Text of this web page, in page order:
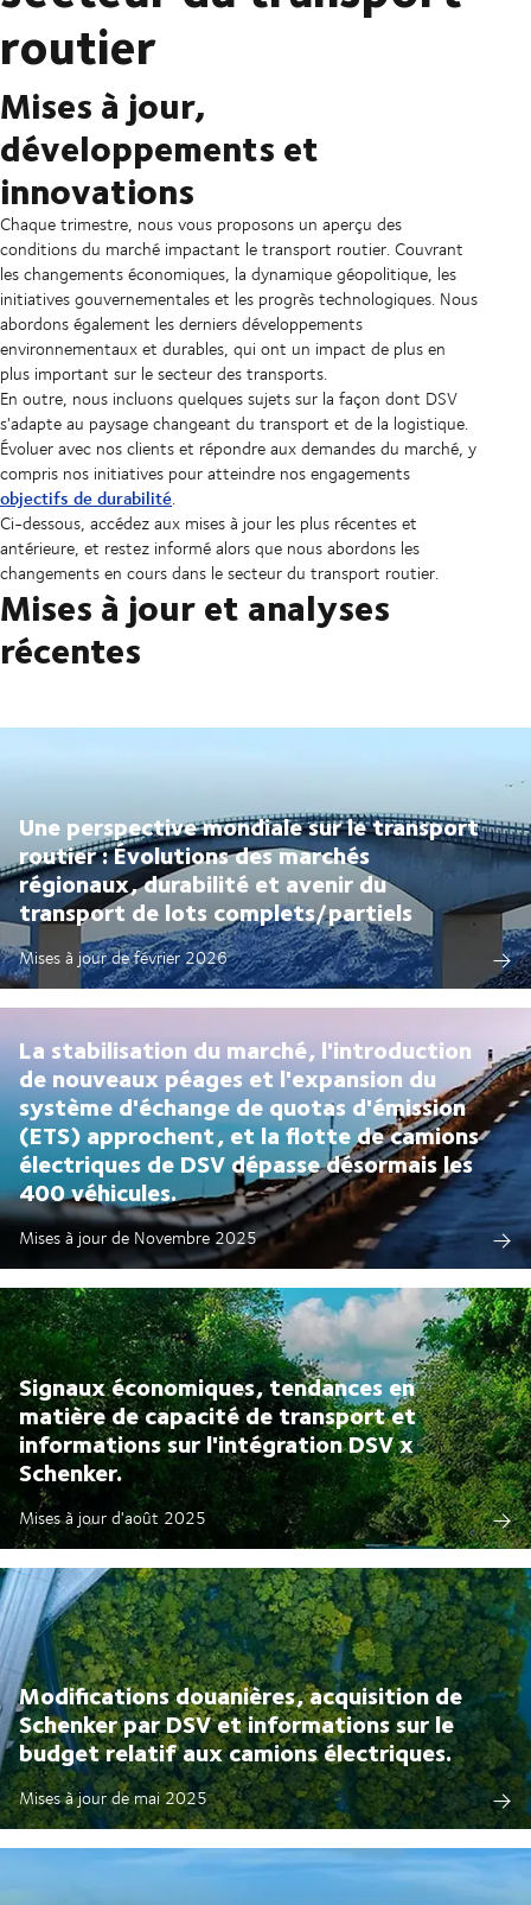
routier
Mises à jour,
développements et
innovations
Chaque trimestre, nous vous proposons un aperçu des
conditions du marché impactant le transport routier. Couvrant
les changements économiques, la dynamique géopolitique, les
initiatives gouvernementales et les progrès technologiques. Nous
abordons également les derniers développements
environnementaux et durables, qui ont un impact de plus en
plus important sur le secteur des transports.
En outre, nous incluons quelques sujets sur la façon dont DSV
s'adapte au paysage changeant du transport et de la logistique.
Évoluer avec nos clients et répondre aux demandes du marché, y
compris nos initiatives pour atteindre nos engagements
objectifs de durabilité.
Ci-dessous, accédez aux mises à jour les plus récentes et
antérieure, et restez informé alors que nous abordons les
changements en cours dans le secteur du transport routier.
Mises à jour et analyses
récentes
Une perspective mondiale sur le transport
routier : Évolutions des marchés
régionaux, durabilité et avenir du
transport de lots complets/partiels
Mises à jour de février 2026
La stabilisation du marché, l'introduction
de nouveaux péages et l'expansion du
système d'échange de quotas d'émission
(ETS) approchent, et la flotte de camions
électriques de DSV dépasse désormais les
400 véhicules.
Mises à jour de Novembre 2025
Signaux économiques, tendances en
matière de capacité de transport et
informations sur l'intégration DSV x
Schenker.
Mises à jour d'août 2025
Modifications douanières, acquisition de
Schenker par DSV et informations sur le
budget relatif aux camions électriques.
Mises à jour de mai 2025